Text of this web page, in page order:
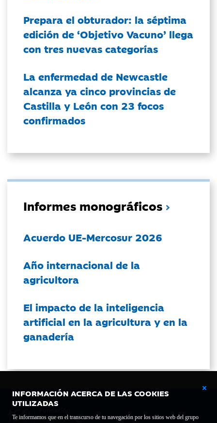
INFORMACIÓN ACERCA DE LAS COOKIES
UTILIZADAS
Te informamos que en el transcurso de tu navegación por los sitios web del grupo
Prepara el obturador: la séptima
edición de ‘Objetivo Vacuno’ llega
con tres nuevas categorías
La enfermedad de Newcastle
alcanza ya cinco provincias de
Castilla y León con 23 focos
confirmados
Informes monográficos
Acuerdo UE-Mercosur 2026
Año internacional de la
agricultora
El impacto de la inteligencia
artificial en la agricultura y en la
ganadería